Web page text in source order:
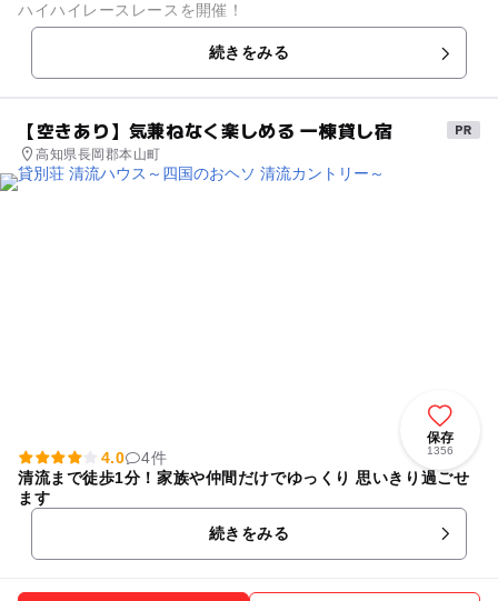
ハイハイレースレースを開催！
ハイハイの時期はあっという間！
続きをみる
【空きあり】気兼ねなく楽しめる 一棟貸し宿
高知県長岡郡本山町
保存
1356
4.0
4件
清流まで徒歩1分！家族や仲間だけでゆっくり 思いきり過ごせ
ます
続きをみる